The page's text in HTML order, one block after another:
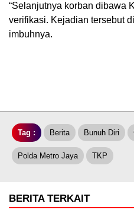
“Selanjutnya korban dibawa
verifikasi. Kejadian tersebut
imbuhnya.
Tag : Berita Bunuh Diri
Polda Metro Jaya TKP
BERITA TERKAIT